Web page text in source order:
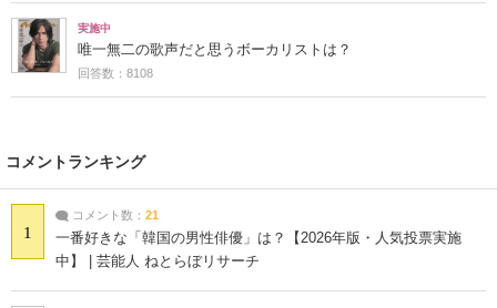
実施中
唯一無二の歌声だと思うボーカリストは？
回答数：8108
コメントランキング
1
コメント数： 21
一番好きな「韓国の男性俳優」は？【2026年版・人気投票実施
中】 | 芸能人 ねとらぼリサーチ